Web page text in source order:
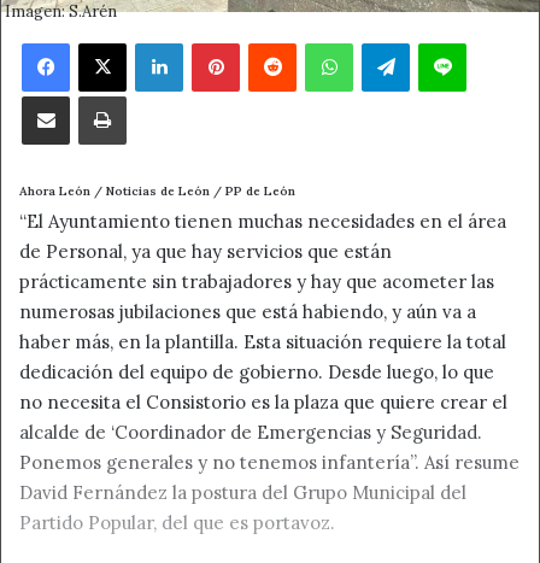
Imagen: S.Arén
Facebook
X LinkedInPinterestReddit WhatsAppTelegramLine
Compartir por correo electrónicoImprimir
Ahora León / Noticias de León / PP de León
“El Ayuntamiento tienen muchas necesidades en el área
de Personal, ya que hay servicios que están
prácticamente sin trabajadores y hay que acometer las
numerosas jubilaciones que está habiendo, y aún va a
haber más, en la plantilla. Esta situación requiere la total
dedicación del equipo de gobierno. Desde luego, lo que
no necesita el Consistorio es la plaza que quiere crear el
alcalde de ‘Coordinador de Emergencias y Seguridad.
Ponemos generales y no tenemos infantería”. Así resume
David Fernández la postura del Grupo Municipal del
Partido Popular, del que es portavoz.